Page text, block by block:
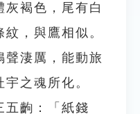
褐色，尾有白
，與鷹相似。
聲淒厲，能動旅
之魂所化。
五齣：「紙錢